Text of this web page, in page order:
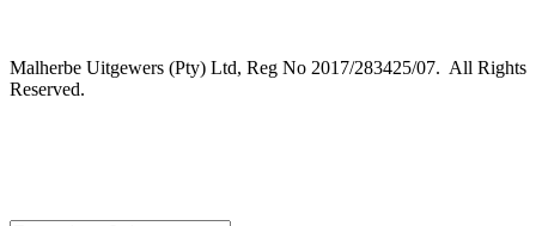
Malherbe Uitgewers (Pty) Ltd, Reg No 2017/283425/07. All Rights
Reserved.